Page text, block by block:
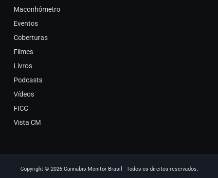
Maconhômetro
Eventos
Coberturas
Filmes
Livros
Podcasts
Vídeos
FICC
Vista CM
Copyright © 2026 Cannabis Monitor Brasil - Todos os direitos reservados.